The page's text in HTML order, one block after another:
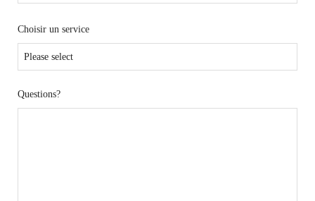
Choisir un service
Questions?